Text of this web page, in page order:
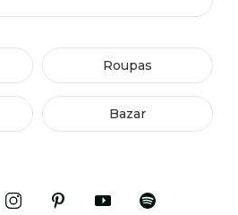
Roupas
Bazar